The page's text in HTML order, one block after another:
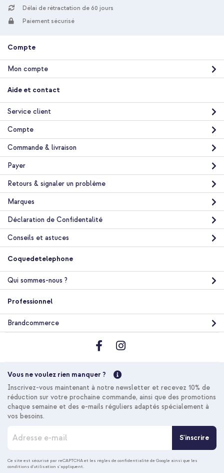
gratuite
Selencia Coque arrière Vivid avec MagSafe Xiaomi 17 - Art
20 % de réduction
36,98 €
Livraison gratuite 34,58 €
Acheter
Livraison
gratuite
Selencia Coque arrière Vivid avec MagSafe Xiaomi 17 - Art
Wave Black + Câble tressé magnétique - USB-C vers USB-C - 1
Acheter
Livraison
gratuite
Délai de rétractation de 60 jours
Paiement sécurisé
Compte
Mon compte
Aide et contact
Service client
Compte
Commande & livraison
Payer
Retours & signaler un problème
Marques
Déclaration de Confidentalité
Conseils et astuces
Coquedetelephone
Qui sommes-nous ?
Professionnel
Brandcommerce
Vous ne voulez rien manquer ?
Inscrivez-vous maintenant à notre newsletter et recevez 10% de
réduction sur votre prochaine commande, ainsi que des promotions
chaque semaine et des e-mails réguliers adaptés spécialement à
vos besoins.
c
r
S'inscrire
Ce site est sécurisé par reCAPTCHA et les règles de confidentialité de Google ainsi que les
conditions d'utilisation s'appliquent.